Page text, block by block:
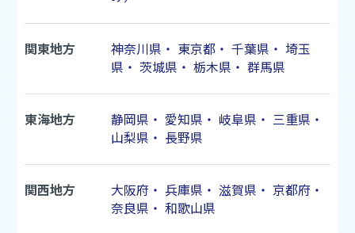
関東地方 神奈川県 ・ 東京都・ 千葉県 ・ 埼玉
県 ・ 茨城県 ・ 栃木県 ・ 群馬県
東海地方 静岡県 ・ 愛知県 ・ 岐阜県 ・ 三重県 ・
山梨県 ・ 長野県
関西地方 大阪府 ・ 兵庫県 ・ 滋賀県 ・ 京都府 ・
奈良県 ・ 和歌山県